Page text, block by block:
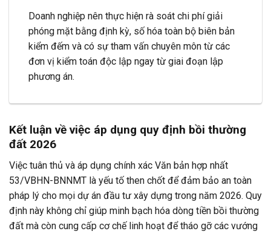
Doanh nghiệp nên thực hiện rà soát chi phí giải
phóng mặt bằng định kỳ, số hóa toàn bộ biên bản
kiểm đếm và có sự tham vấn chuyên môn từ các
đơn vị kiểm toán độc lập ngay từ giai đoạn lập
phương án.
Kết luận về việc áp dụng quy định bồi thường
đất 2026
Việc tuân thủ và áp dụng chính xác Văn bản hợp nhất
53/VBHN-BNNMT là yếu tố then chốt để đảm bảo an toàn
pháp lý cho mọi dự án đầu tư xây dựng trong năm 2026. Quy
định này không chỉ giúp minh bạch hóa dòng tiền bồi thường
đất mà còn cung cấp cơ chế linh hoạt để tháo gỡ các vướng